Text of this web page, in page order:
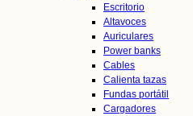
Escritorio
Altavoces
Auriculares
Power banks
Cables
Calienta tazas
Fundas portátil
Cargadores